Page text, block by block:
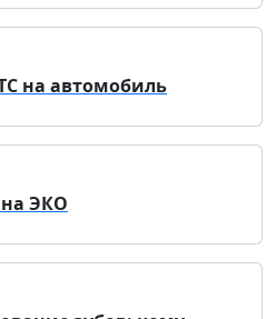
на автомобиль
на ЭКО